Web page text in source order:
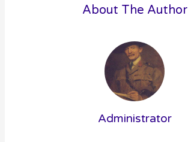
About The Author
Administrator